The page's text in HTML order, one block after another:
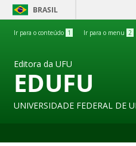
BRASIL
Ir para o conteúdo 1 Ir para o menu 2
Editora da UFU
EDUFU
UNIVERSIDADE FEDERAL DE